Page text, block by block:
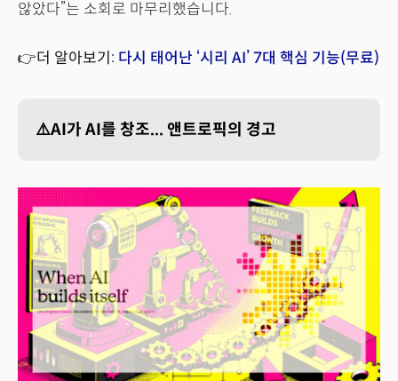
않았다”는 소회로 마무리했습니다.
👉더 알아보기: 다시 태어난 ‘시리 AI’ 7대 핵심 기능(무료)
⚠️AI가 AI를 창조... 앤트로픽의 경고